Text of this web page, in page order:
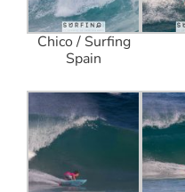
Chico / Surfing
Spain